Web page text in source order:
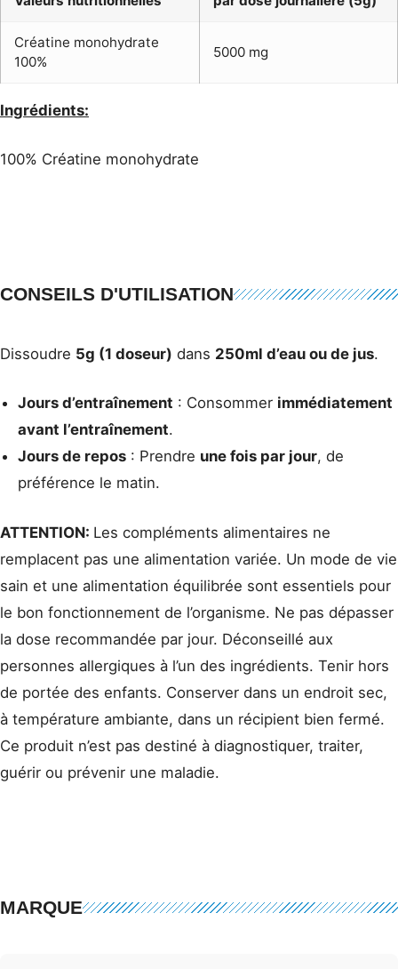
Créatine monohydrate
100%
5000 mg
Ingrédients:
100% Créatine monohydrate
CONSEILS D'UTILISATION
Dissoudre 5g (1 doseur) dans 250ml d’eau ou de jus.
Jours d’entraînement : Consommer immédiatement
avant l’entraînement.
Jours de repos : Prendre une fois par jour, de
préférence le matin.
ATTENTION: Les compléments alimentaires ne
remplacent pas une alimentation variée. Un mode de vie
sain et une alimentation équilibrée sont essentiels pour
le bon fonctionnement de l’organisme. Ne pas dépasser
la dose recommandée par jour. Déconseillé aux
personnes allergiques à l’un des ingrédients. Tenir hors
de portée des enfants. Conserver dans un endroit sec,
à température ambiante, dans un récipient bien fermé.
Ce produit n’est pas destiné à diagnostiquer, traiter,
guérir ou prévenir une maladie.
MARQUE